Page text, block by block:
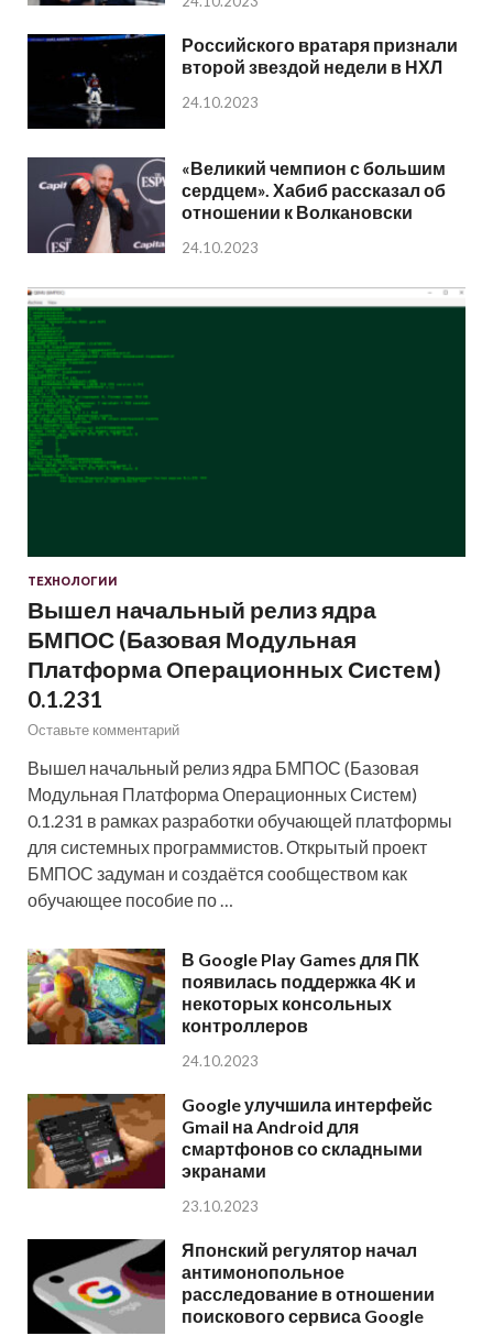
Российского вратаря признали
второй звездой недели в НХЛ
24.10.2023
«Великий чемпион с большим
сердцем». Хабиб рассказал об
отношении к Волкановски
24.10.2023
ТЕХНОЛОГИИ
Вышел начальный релиз ядра
БМПОС (Базовая Модульная
Платформа Операционных Систем)
0.1.231
Оставьте комментарий
Вышел начальный релиз ядра БМПОС (Базовая
Модульная Платформа Операционных Систем)
0.1.231 в рамках разработки обучающей платформы
для системных программистов. Открытый проект
БМПОС задуман и создаётся сообществом как
обучающее пособие по …
В Google Play Games для ПК
появилась поддержка 4K и
некоторых консольных
контроллеров
24.10.2023
Google улучшила интерфейс
Gmail на Android для
смартфонов со складными
экранами
23.10.2023
Японский регулятор начал
антимонопольное
расследование в отношении
поискового сервиса Google